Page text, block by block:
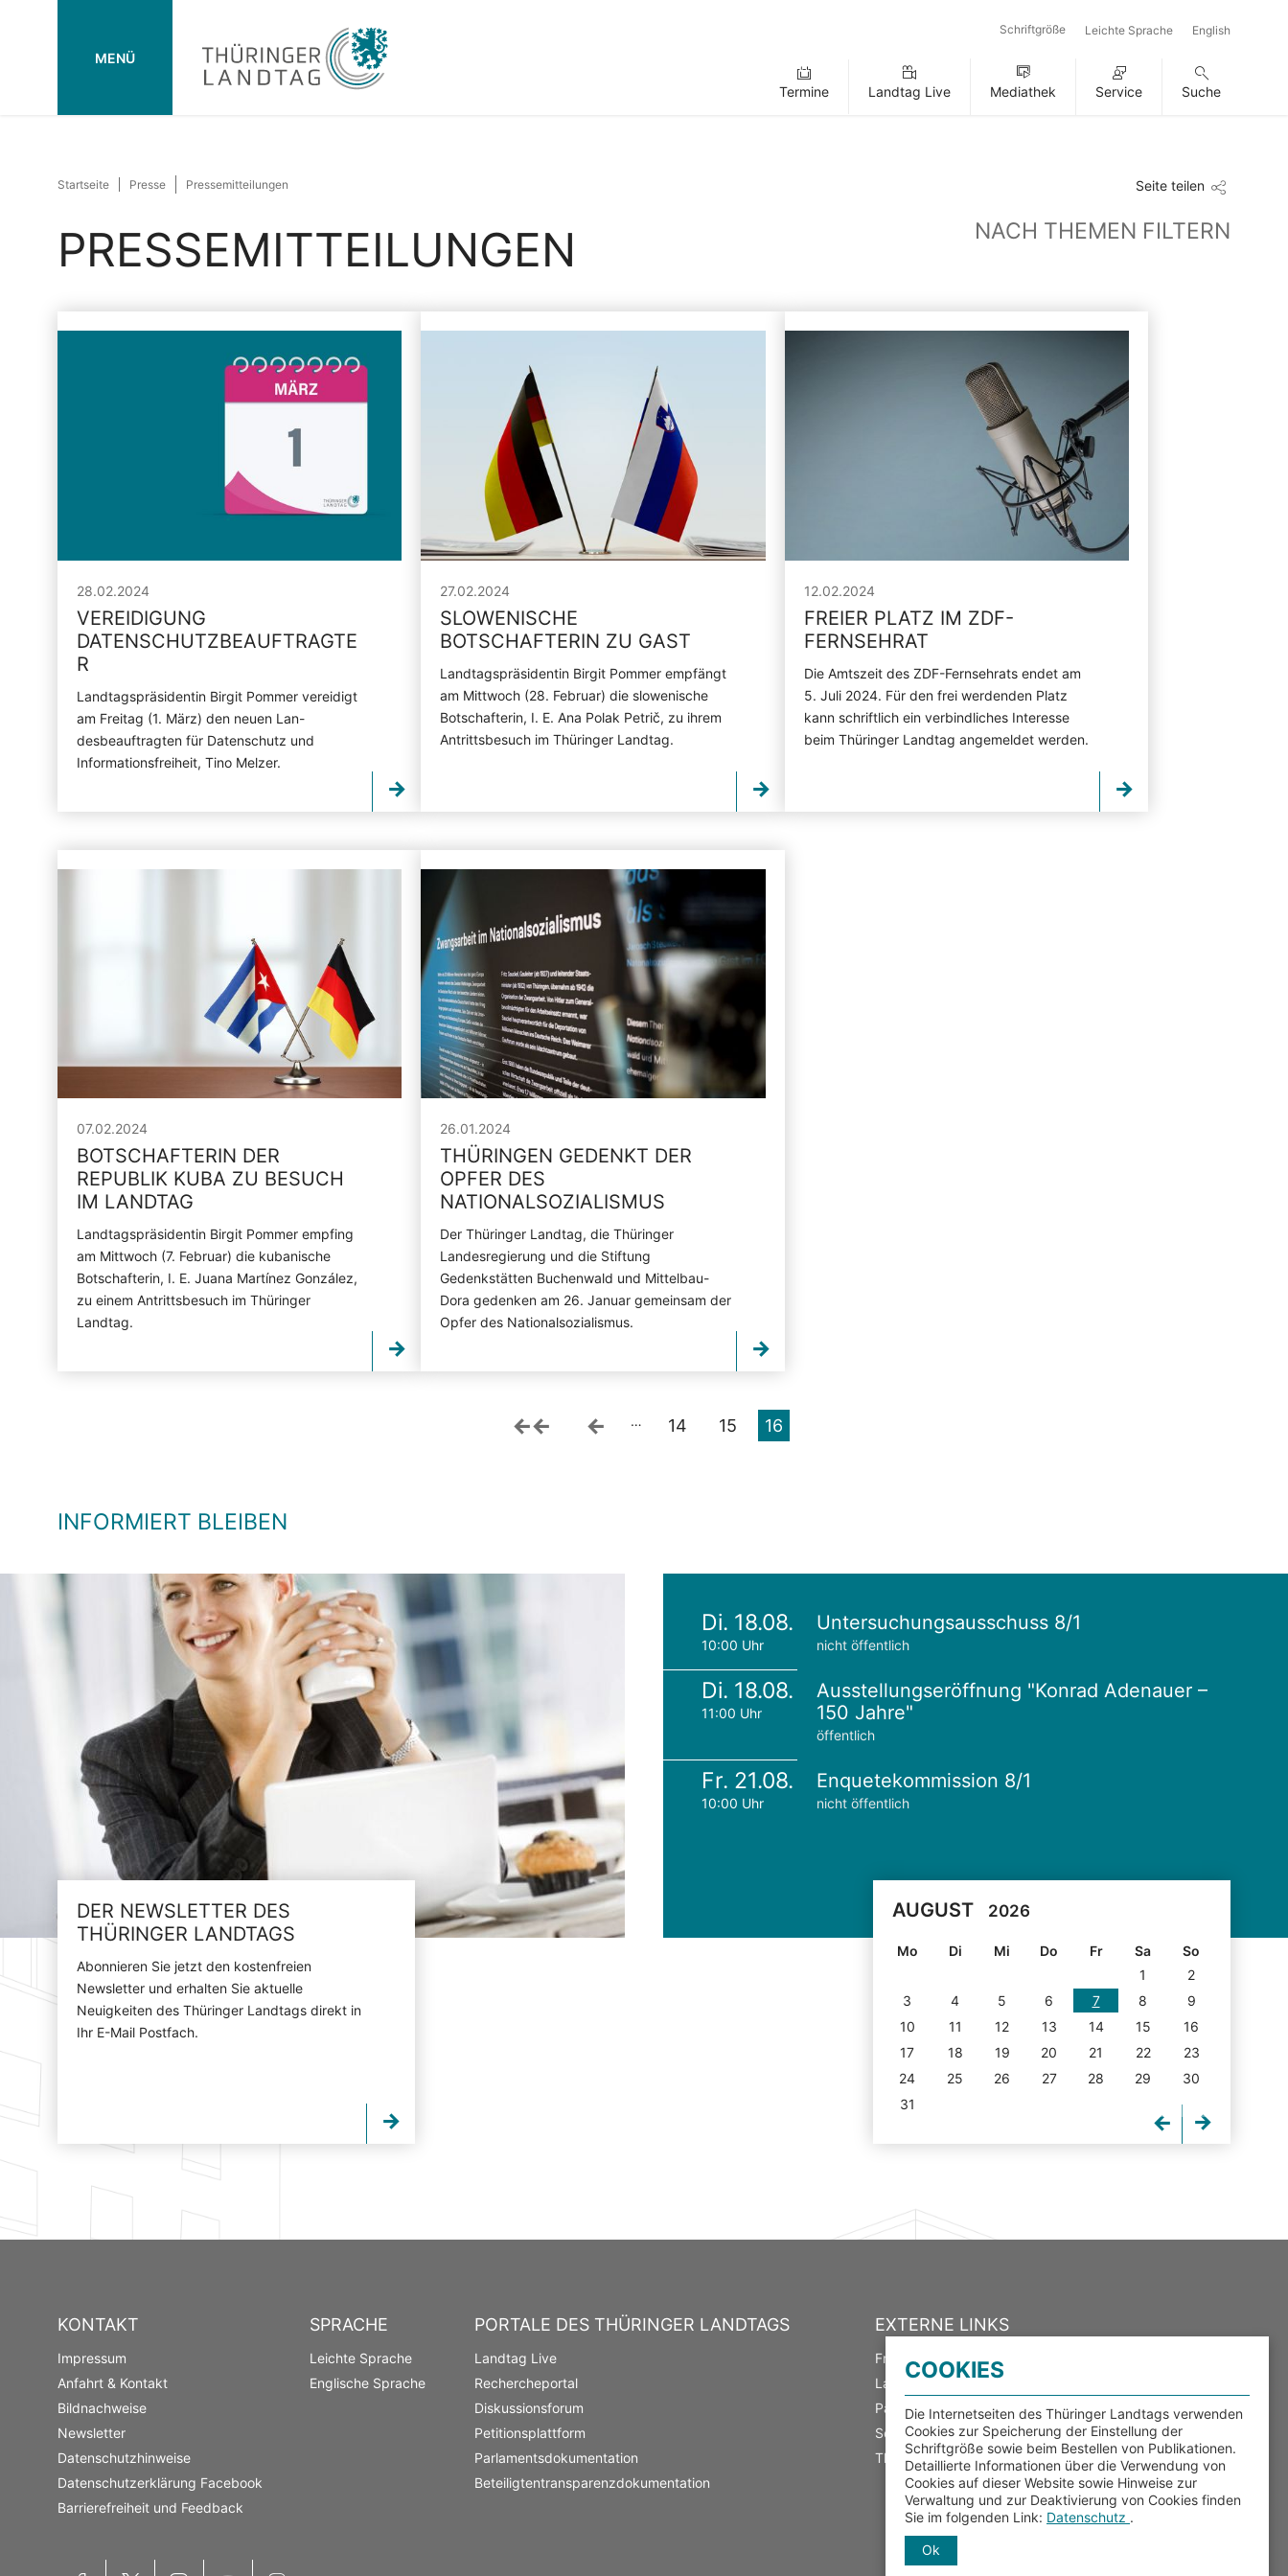
MENÜ
Schriftgröße Leichte Sprache English
Termine Landtag Live Mediathek Service Suche
Startseite Presse Pressemitteilungen Seite teilen
PRESSEMITTEILUNGEN NACH THEMEN FILTERN
28.02.2024
VEREIDIGUNG
DATENSCHUTZBEAUFTRAGTE
R
Landtagspräsidentin Birgit Pommer vereidigt
am Freitag (1. März) den neuen Lan-
desbeauftragten für Datenschutz und
Informationsfreiheit, Tino Melzer.
27.02.2024
SLOWENISCHE
BOTSCHAFTERIN ZU GAST
Landtagspräsidentin Birgit Pommer empfängt
am Mittwoch (28. Februar) die slowenische
Botschafterin, I. E. Ana Polak Petrič, zu ihrem
Antrittsbesuch im Thüringer Landtag.
12.02.2024
FREIER PLATZ IM ZDF-
FERNSEHRAT
Die Amtszeit des ZDF-Fernsehrats endet am
5. Juli 2024. Für den frei werdenden Platz
kann schriftlich ein verbindliches Interesse
beim Thüringer Landtag angemeldet werden.
07.02.2024
BOTSCHAFTERIN DER
REPUBLIK KUBA ZU BESUCH
IM LANDTAG
Landtagspräsidentin Birgit Pommer empfing
am Mittwoch (7. Februar) die kubanische
Botschafterin, I. E. Juana Martínez González,
zu einem Antrittsbesuch im Thüringer
Landtag.
26.01.2024
THÜRINGEN GEDENKT DER
OPFER DES
NATIONALSOZIALISMUS
Der Thüringer Landtag, die Thüringer
Landesregierung und die Stiftung
Gedenkstätten Buchenwald und Mittelbau-
Dora gedenken am 26. Januar gemeinsam der
Opfer des Nationalsozialismus.
… 14 15 16
INFORMIERT BLEIBEN
DER NEWSLETTER DES
THÜRINGER LANDTAGS
Abonnieren Sie jetzt den kostenfreien
Newsletter und erhalten Sie aktuelle
Neuigkeiten des Thüringer Landtags direkt in
Ihr E-Mail Postfach.
Di. 18.08.
10:00 Uhr
Untersuchungsausschuss 8/1
nicht öffentlich
Di. 18.08.
11:00 Uhr
Ausstellungseröffnung "Konrad Adenauer –
150 Jahre"
öffentlich
Fr. 21.08.
10:00 Uhr
Enquetekommission 8/1
nicht öffentlich
AUGUST 2026
Mo Di Mi Do Fr Sa
So
1
2
3
4 5 6 7 8
9
10
11 12 13 14 15
16
17
18 19 20 21 22
23
24
25 26 27 28 29
30
31
KONTAKT
Impressum
Anfahrt & Kontakt
Bildnachweise
Newsletter
Datenschutzhinweise
Datenschutzerklärung Facebook
Barrierefreiheit und Feedback
SPRACHE
Leichte Sprache
Englische Sprache
PORTALE DES THÜRINGER LANDTAGS
Landtag Live
Rechercheportal
Diskussionsforum
Petitionsplattform
Parlamentsdokumentation
Beteiligtentransparenzdokumentation
EXTERNE LINKS
Freistaat Thüringen
Landeswahlleiter
Parlamentsspiegel
Serviceportal Thüringen
Thüringer Transparenzportal
Facebook X Instagram Mastodon
COOKIES
Die Internetseiten des Thüringer Landtags verwenden
Cookies zur Speicherung der Einstellung der
Schriftgröße sowie beim Bestellen von Publikationen.
Detaillierte Informationen über die Verwendung von
Cookies auf dieser Website sowie Hinweise zur
Verwaltung und zur Deaktivierung von Cookies finden
Sie im folgenden Link: Datenschutz .
Ok